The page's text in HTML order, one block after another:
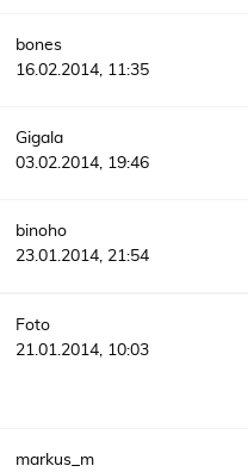
bones
16.02.2014, 11:35
Gigala
03.02.2014, 19:46
binoho
23.01.2014, 21:54
Foto
21.01.2014, 10:03
markus_m